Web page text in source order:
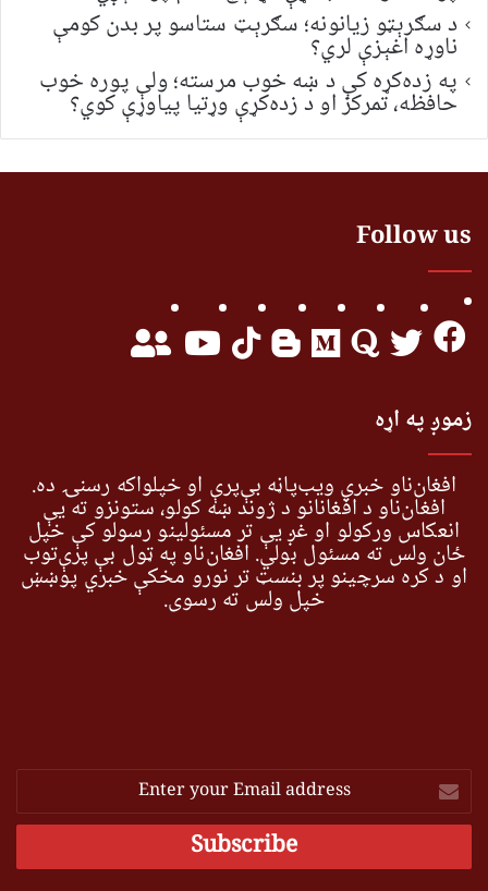
د سګرېټو زیانونه؛ سګرېټ ستاسو پر بدن کومې
ناوړه اغېزې لري؟
په زده‌کړه کې د ښه خوب مرسته؛ ولې پوره خوب
حافظه، تمرکز او د زده‌کړې وړتیا پیاوړې کوي؟
Follow us
زموږ په اړه
افغان‌ناو خبري ویب‌پاڼه بې‌پرې او خپلواکه رسنۍ ده.
افغان‌ناو د افغانانو د ژوند ښه کولو، ستونزو ته یې
انعکاس ورکولو او غږ یې تر مسئولینو رسولو کې خپل
ځان ولس ته مسئول بولي. افغان‌ناو په ټول بې پرې‌توب
او د کره سرچینو پر بنسټ تر نورو مخکې خبري پوښښ
خپل ولس ته رسوي.
Enter
your
Email